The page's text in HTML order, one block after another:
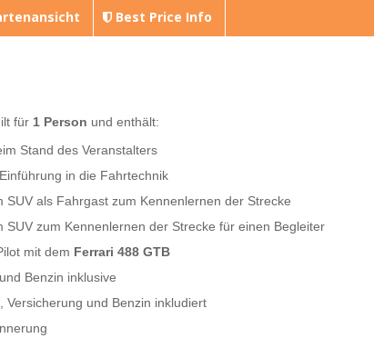
Best Price Info
für 1 Person und enthält:
Stand des Veranstalters
in die Fahrtechnik
SUV als Fahrgast zum Kennenlernen der Strecke
SUV zum Kennenlernen der Strecke für einen Begleiter
mit dem Ferrari 488 GTB
Benzin inklusive
Versicherung und Benzin inkludiert